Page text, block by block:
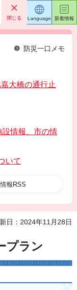
閉じる
防災一口メモ
大橋の通行止
設情報、市の情
いて
報RSS
Language 新着情報
日：2024年11月28日
プラン